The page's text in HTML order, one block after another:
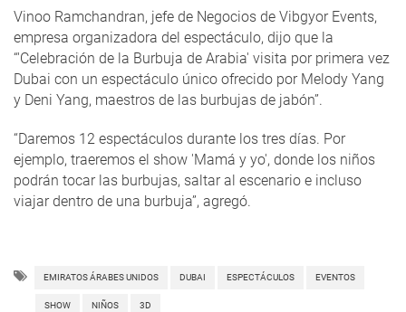
Vinoo Ramchandran, jefe de Negocios de Vibgyor Events,
empresa organizadora del espectáculo, dijo que la
“'Celebración de la Burbuja de Arabia' visita por primera vez
Dubai con un espectáculo único ofrecido por Melody Yang
y Deni Yang, maestros de las burbujas de jabón”.
“Daremos 12 espectáculos durante los tres días. Por
ejemplo, traeremos el show 'Mamá y yo', donde los niños
podrán tocar las burbujas, saltar al escenario e incluso
viajar dentro de una burbuja”, agregó.
EMIRATOS ÁRABES UNIDOS DUBAI ESPECTÁCULOS EVENTOS
SHOW NIÑOS 3D